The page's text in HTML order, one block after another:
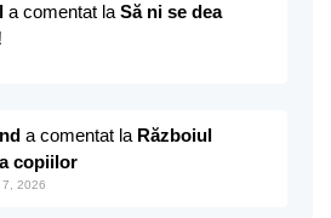
a comentat la Să ni se dea
a comentat la Războiul
copiilor
7, 2026